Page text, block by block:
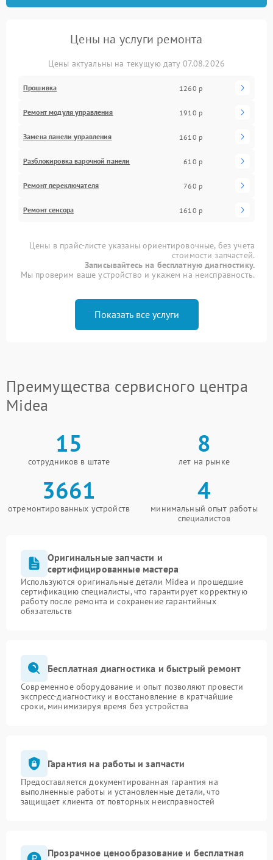
Цены на услуги ремонта
Цены актуальны на текущую дату 07.08.2026
Прошивка 1260 р
Ремонт модуля управления 1910 р
Замена панели управления 1610 р
Разблокировка варочной панели 610 р
Ремонт переключателя 760 р
Ремонт сенсора 1610 р
Цены в прайс-листе указаны ориентировочные, без учета
стоимости запчастей.
Записывайтесь на бесплатную диагностику.
Мы проверим ваше устройство и укажем на неисправность.
Показать все услуги
Преимущества сервисного центра
Midea
15
сотрудников в штате
8
лет на рынке
3661
отремонтированных устройств
4
минимальный опыт работы
специалистов
Оригинальные запчасти и
сертифицированные мастера
Используются оригинальные детали Midea и прошедшие
сертификацию специалисты, что гарантирует корректную
работу после ремонта и сохранение гарантийных
обязательств
Бесплатная диагностика и быстрый ремонт
Современное оборудование и опыт позволяют провести
экспресс-диагностику и восстановление в кратчайшие
сроки, минимизируя время без устройства
Гарантия на работы и запчасти
Предоставляется документированная гарантия на
выполненные работы и установленные детали, что
защищает клиента от повторных неисправностей
Прозрачное ценообразование и бесплатная